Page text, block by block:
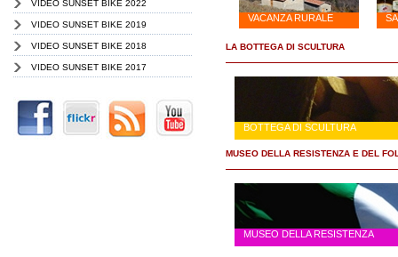
VIDEO SUNSET BIKE 2022
VIDEO SUNSET BIKE 2019
VIDEO SUNSET BIKE 2018
VIDEO SUNSET BIKE 2017
VACANZA RURALE
LA BOTTEGA DI SCULTURA
BOTTEGA DI SCULTURA
MUSEO DELLA RESISTENZA E DEL
MUSEO DELLA RESISTENZA